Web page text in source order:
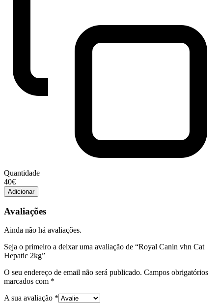
Quantidade
Quantidade
de
Royal
Canin
vhn
Cat
Hepatic
2kg
40€
Adicionar
Avaliações
Ainda não há avaliações.
Seja o primeiro a deixar uma avaliação de “Royal Canin vhn Cat
Hepatic 2kg”
O seu endereço de email não será publicado. Campos obrigatórios
marcados com *
A sua avaliação *